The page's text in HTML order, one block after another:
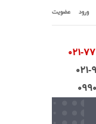
ورود عضویت